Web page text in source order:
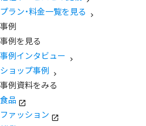
プラン・料金一覧を見る
事例
事例を見る
事例インタビュー
ショップ事例
事例資料をみる
食品
ファッション